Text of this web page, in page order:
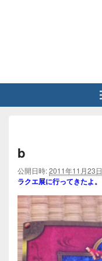
b
公開日時:2011年11月23日
ラクエ展に行ってきたよ。